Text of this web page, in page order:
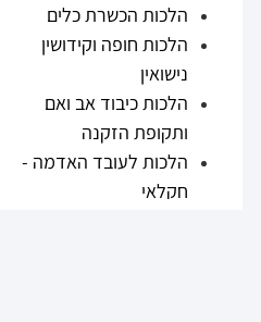
הלכות הכשרת כלים
הלכות חופה וקידושין
נישואין
הלכות כיבוד אב ואם
ותקופת הזקנה
הלכות לעובד האדמה -
חקלאי